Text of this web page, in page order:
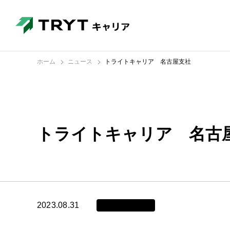
ホーム ニュース トライトキャリア 名古屋支社
トライトキャリア 名古
2023.08.31